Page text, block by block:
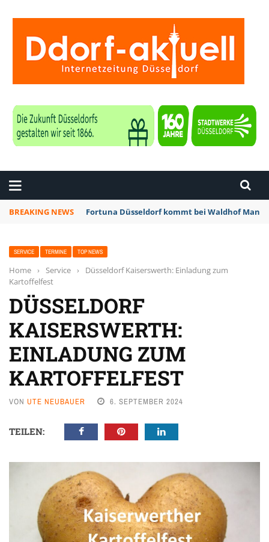
BREAKING NEWS Fortuna Düsseldorf kommt bei Waldhof
SERVICE TERMINE TOP NEWS
Home › Service ›
Düsseldorf Kaiserswerth: Einladung zum
Kartoffelfest
DÜSSELDORF
KAISERSWERTH:
EINLADUNG ZUM
KARTOFFELFEST
VON UTE NEUBAUER 6. SEPTEMBER 2024
TEILEN: